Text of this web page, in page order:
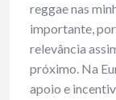
reggae nas
importante,
relevância
próximo. Na
apoio e